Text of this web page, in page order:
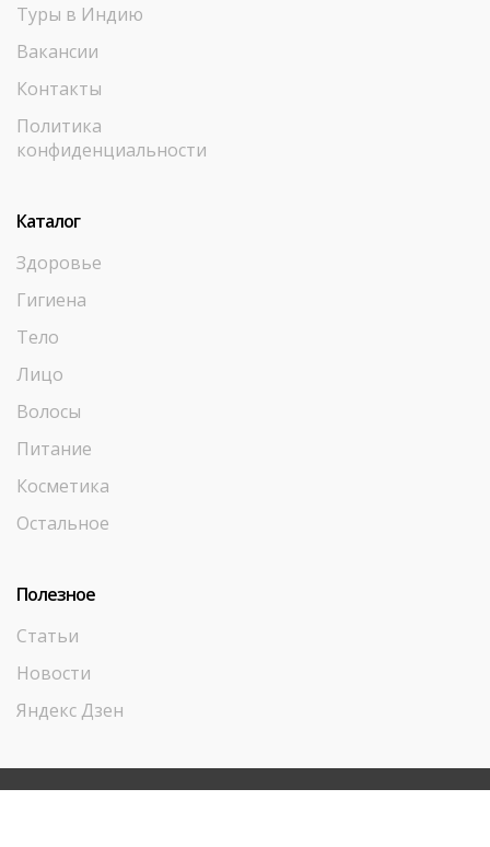
Туры в Индию
Вакансии
Контакты
Политика
конфиденциальности
Каталог
Здоровье
Гигиена
Тело
Лицо
Волосы
Питание
Косметика
Остальное
Полезное
Статьи
Новости
Яндекс Дзен